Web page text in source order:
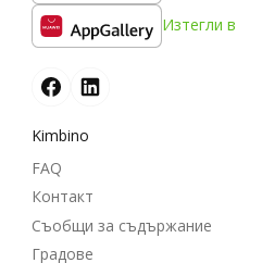
Изтегли в
Kimbino
FAQ
Контакт
Съобщи за съдържание
Градове